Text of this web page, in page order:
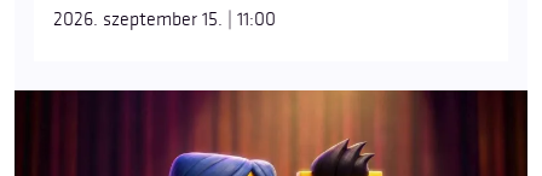
2026. szeptember 15. | 11:00